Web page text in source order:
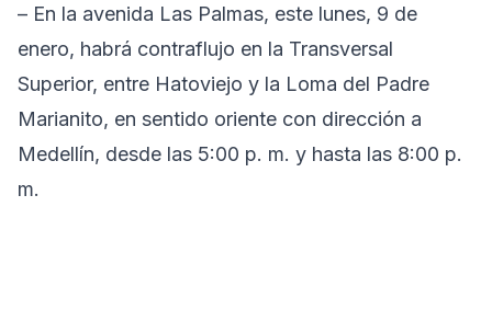
– En la avenida Las Palmas, este lunes, 9 de
enero, habrá contraflujo en la Transversal
Superior, entre Hatoviejo y la Loma del Padre
Marianito, en sentido oriente con dirección a
Medellín, desde las 5:00 p. m. y hasta las 8:00 p.
m.